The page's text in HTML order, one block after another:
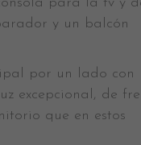
y un balcón
por un lado con
excepcional, de
que en estos